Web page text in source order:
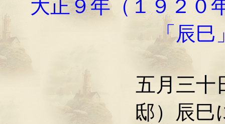
大正９年（１９２０
「辰巳
五月三十日。雷
邸）辰巳